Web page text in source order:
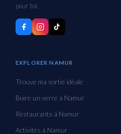
pour toi.
EXPLORER NAMUR
Trouve ma sortie idéale
Boire un verre à Namur
Restaurants à Namur
Activités à Namur